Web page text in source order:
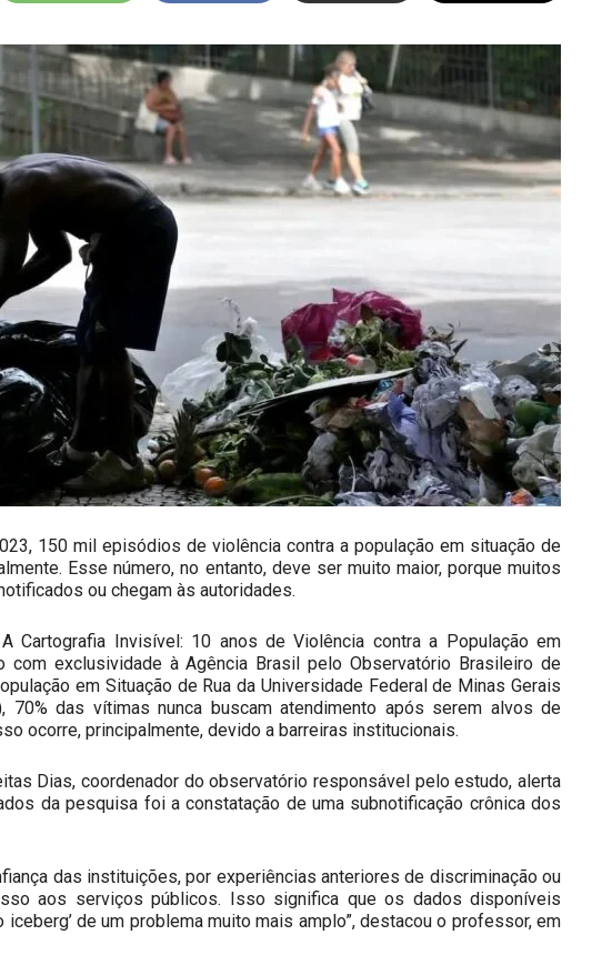
150 mil episódios de violência contra a população em situação de
Esse número, no entanto, deve ser muito maior, porque muitos
ou chegam às autoridades.
Cartografia Invisível: 10 anos de Violência contra a População em
com exclusividade à Agência Brasil pelo Observatório Brasileiro de
em Situação de Rua da Universidade Federal de Minas Gerais
70% das vítimas nunca buscam atendimento após serem alvos de
ocorre, principalmente, devido a barreiras institucionais.
Dias, coordenador do observatório responsável pelo estudo, alerta
da pesquisa foi a constatação de uma subnotificação crônica dos
das instituições, por experiências anteriores de discriminação ou
aos serviços públicos. Isso significa que os dados disponíveis
iceberg’ de um problema muito mais amplo”, destacou o professor, em